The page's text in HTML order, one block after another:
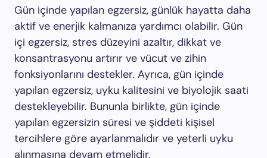
Gün içinde yapılan egzersiz, günlük hayatta daha
aktif ve enerjik kalmanıza yardımcı olabilir. Gün
içi egzersiz, stres düzeyini azaltır, dikkat ve
konsantrasyonu artırır ve vücut ve zihin
fonksiyonlarını destekler. Ayrıca, gün içinde
yapılan egzersiz, uyku kalitesini ve biyolojik saati
destekleyebilir. Bununla birlikte, gün içinde
yapılan egzersizin süresi ve şiddeti kişisel
tercihlere göre ayarlanmalıdır ve yeterli uyku
alınmasına devam etmelidir.